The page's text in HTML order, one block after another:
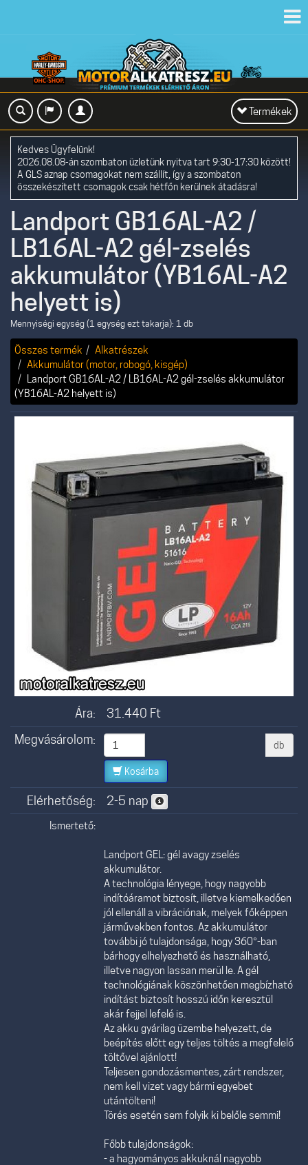
Toggle
navigation
Termékek
Kedves Ügyfelünk!
2026.08.08-án szombaton üzletünk nyitva tart 9:30-17:30 között!
A GLS aznap csomagokat nem szállít, így a szombaton
összekészített csomagok csak hétfőn kerülnek átadásra!
Landport GB16AL-A2 /
LB16AL-A2 gél-zselés
akkumulátor (YB16AL-A2
helyett is)
Mennyiségi egység (1 egység ezt takarja): 1 db
Összes termék
Alkatrészek
Akkumulátor (motor, robogó, kisgép)
Landport GB16AL-A2 / LB16AL-A2 gél-zselés akkumulátor
(YB16AL-A2 helyett is)
Ára: 31.440 Ft
Megvásárolom:
db
Kosárba
Elérhetőség: 2-5 nap
Ismertető:
Landport GEL: gél avagy zselés
akkumulátor.
A technológia lényege, hogy nagyobb
indítóáramot biztosít, illetve kiemelkedően
jól ellenáll a vibrációnak, melyek főképpen
járművekben fontos. Az akkumulátor
további jó tulajdonsága, hogy 360°-ban
bárhogy elhelyezhető és használható,
illetve nagyon lassan merül le. A gél
technológiának köszönhetően megbízható
indítást biztosít hosszú időn keresztül
akár fejjel lefelé is.
Az akku gyárilag üzembe helyezett, de
beépítés előtt egy teljes töltés a megfelelő
töltővel ajánlott!
Teljesen gondozásmentes, zárt rendszer,
nem kell vizet vagy bármi egyebet
utántölteni!
Törés esetén sem folyik ki belőle semmi!
Főbb tulajdonságok:
- a hagyományos akkuknál nagyobb